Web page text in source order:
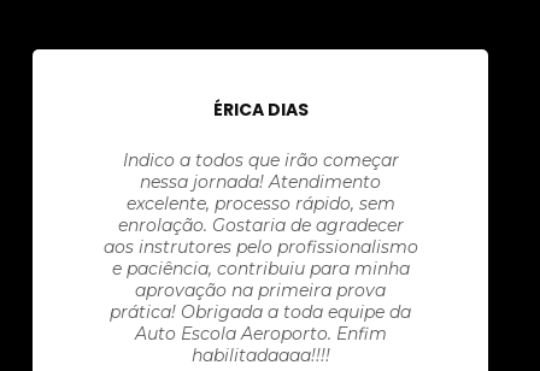
ÉRICA DIAS
Indico a todos que irão começar
nessa jornada! Atendimento
excelente, processo rápido, sem
enrolação. Gostaria de agradecer
aos instrutores pelo profissionalismo
e paciência, contribuiu para minha
aprovação na primeira prova
prática! Obrigada a toda equipe da
Auto Escola Aeroporto. Enfim
habilitadaaaa!!!!